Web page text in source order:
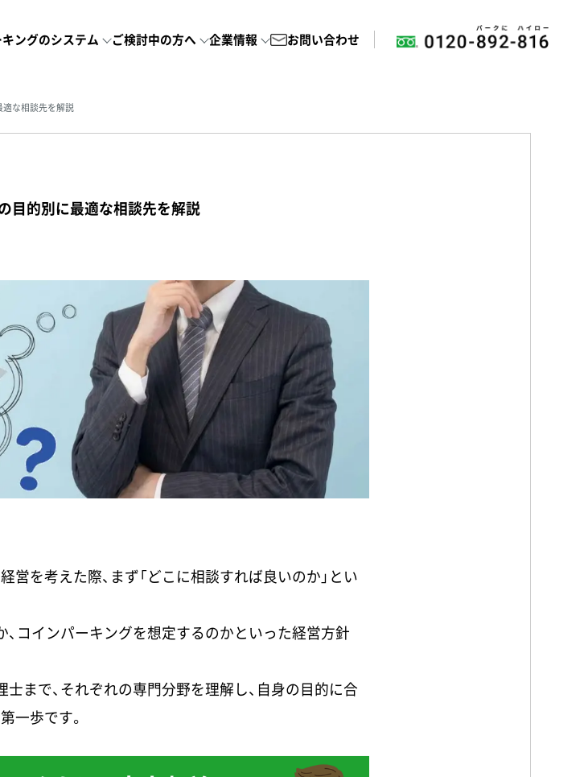
キングのシステム ご検討中の方へ 企業情報 お問い合わせ
適な相談先を解説
目的別に最適な相談先を解説
を考えた際、まず「どこに相談すれば良いのか」とい
コインパーキングを想定するのかといった経営方針
まで、それぞれの専門分野を理解し、自身の目的に合
一歩です。